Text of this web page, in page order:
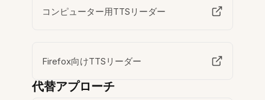
コンピューター用TTSリーダー
Firefox向けTTSリーダー
代替アプローチ